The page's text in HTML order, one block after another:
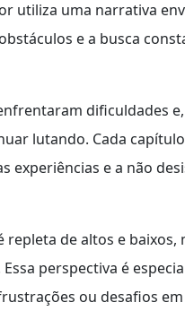
utiliza uma narrativa
e a busca
dificuldades
lutando. Cada
e a não
de altos e
perspectiva é
ou desafios